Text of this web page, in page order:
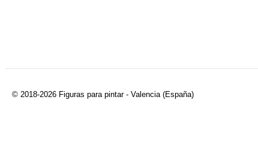
© 2018-2026 Figuras para pintar - Valencia (España)